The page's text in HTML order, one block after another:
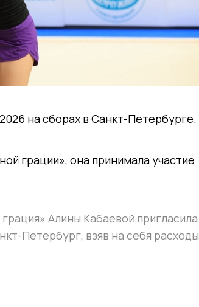
на сборах в Санкт-Петербурге.
грации», она принимала участие
Алины Кабаевой пригласила
Петербург, взяв на себя расходы